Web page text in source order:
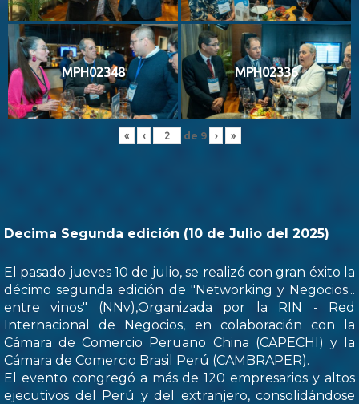
MPH02348 MPH02336
« ‹ de 9 › »
Decima Segunda edición (10 de Julio del 2025)
El pasado jueves 10 de julio, se realizó con gran éxito la
décimo segunda edición de "Networking y Negocios...
entre vinos" (NNv),Organizada por la RIN - Red
Internacional de Negocios, en colaboración con la
Cámara de Comercio Peruano China (CAPECHI) y la
Cámara de Comercio Brasil Perú (CAMBRAPER).
El evento congregó a más de 120 empresarios y altos
ejecutivos del Perú y del extranjero, consolidándose